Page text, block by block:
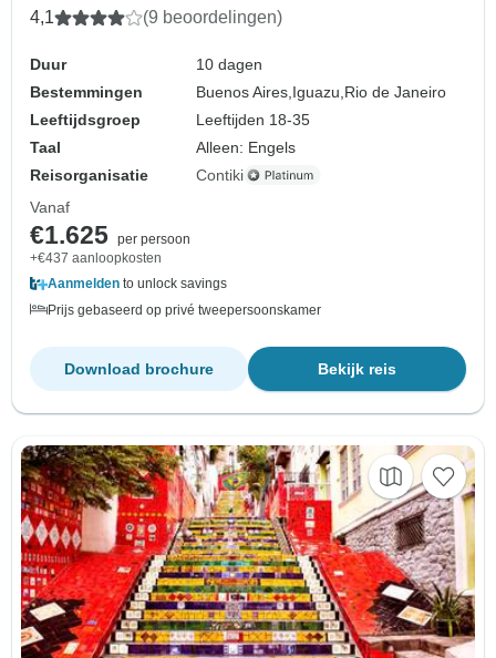
4,1 (9 beoordelingen)
Duur
10 dagen
Bestemmingen
Buenos Aires, Iguazu, Rio de Janeiro
Leeftijdsgroep
Leeftijden 18-35
Taal
Alleen: Engels
Reisorganisatie
Contiki
Vanaf
€1.625 per persoon
+€437 aanloopkosten
Aanmelden to unlock savings
Prijs gebaseerd op privé tweepersoonskamer
Bekijk reis
Download brochure